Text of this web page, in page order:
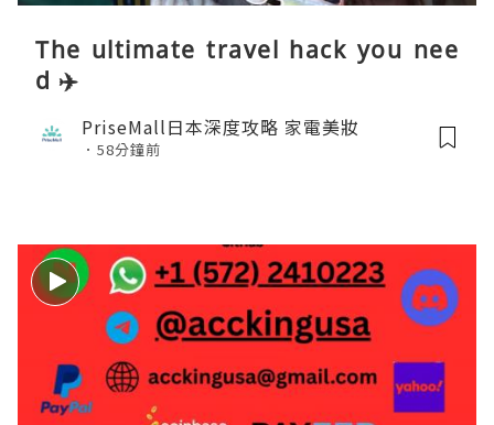
The ultimate travel hack you nee
d ✈️
PriseMall日本深度攻略 家電美妝
58分鐘前